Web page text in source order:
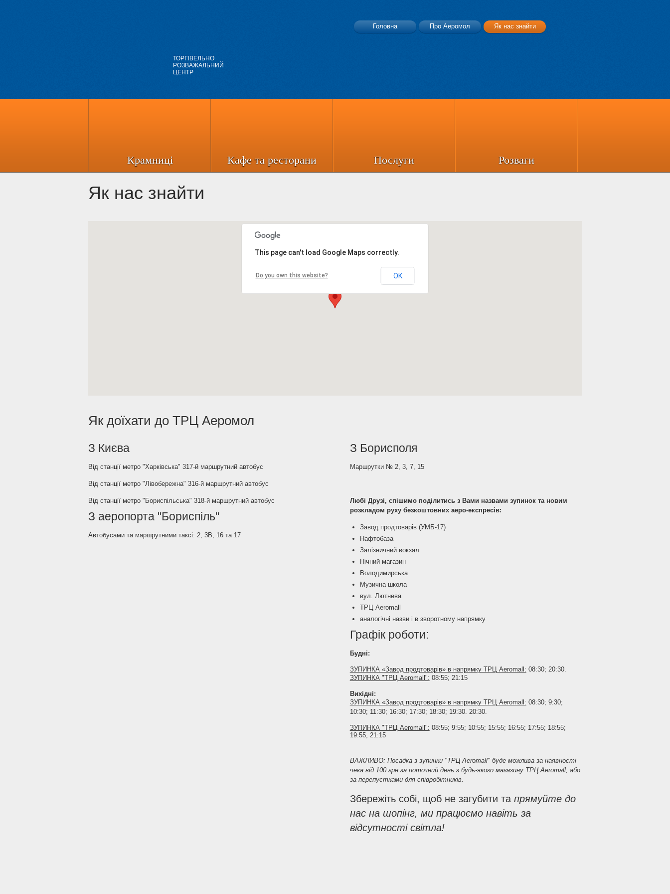
ТОРГІВЕЛЬНО
РОЗВАЖАЛЬНИЙ
ЦЕНТР
Головна Про Аеромол Як нас знайти
Крамниці Кафе та ресторани Послуги Розваги
Як нас знайти
This page can't load Google Maps correctly.
Do you own this website? OK
Як доїхати до ТРЦ Аеромол
З Києва
Від станції метро "Харківська" 317-й маршрутний автобус
Від станції метро "Лівобережна" 316-й маршрутний автобус
Від станції метро "Бориспільська" 318-й маршрутний автобус
З аеропорта "Бориспіль"
Автобусами та маршрутними таксі: 2, 3В, 16 та 17
З Борисполя
Маршрутки № 2, 3, 7, 15
Любі Друзі, спішимо поділитись з Вами назвами зупинок та новим
розкладом руху безкоштовних аеро-експресів:
Завод продтоварів (УМБ-17)
Нафтобаза
Залізничний вокзал
Нічний магазин
Володимирська
Музична школа
вул. Лютнева
ТРЦ Aeromall
аналогічні назви і в зворотному напрямку
Графік роботи:
Будні:
ЗУПИНКА «Завод продтоварів» в напрямку ТРЦ Aeromall: 08:30; 20:30.
ЗУПИНКА "ТРЦ Aeromall": 08:55; 21:15
Вихідні:
ЗУПИНКА «Завод продтоварів» в напрямку ТРЦ Aeromall: 08:30; 9:30;
10:30; 11:30; 16:30; 17:30; 18:30; 19:30. 20:30.
ЗУПИНКА "ТРЦ Aeromall": 08:55; 9:55; 10:55; 15:55; 16:55; 17:55; 18:55;
19:55, 21:15
ВАЖЛИВО: Посадка з зупинки "ТРЦ Aeromall" буде можлива за наявності
чека від 100 грн за поточний день з будь-якого магазину ТРЦ Aeromall, або
за перепустками для співробітників.
Збережіть собі, щоб не загубити та прямуйте до
нас на шопінг, ми працюємо навіть за
відсутності світла!